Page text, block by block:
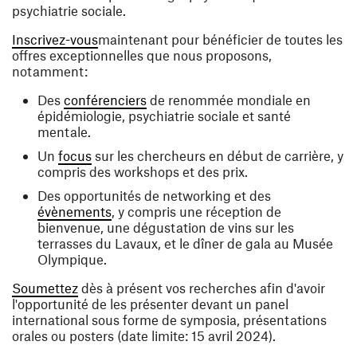
psychiatrie sociale.
Inscrivez-vous(ouvre une nouvelle fenêtre)
maintenant pour bénéficier de toutes les
offres exceptionnelles que nous proposons,
notamment:
Des conférenciers(ouvre une nouvelle fenêtre)
de renommée mondiale en
épidémiologie, psychiatrie sociale et santé
mentale.
Un focus(ouvre une nouvelle fenêtre)
sur les chercheurs en début de carrière, y
compris des workshops et des prix.
Des opportunités de networking et des
évènements(ouvre une nouvelle fenêtre)
, y compris une réception de
bienvenue, une dégustation de vins sur les
terrasses du Lavaux, et le dîner de gala au Musée
Olympique.
Soumettez(ouvre une nouvelle fenêtre)
dès à présent vos recherches afin d'avoir
l'opportunité de les présenter devant un panel
international sous forme de symposia, présentations
orales ou posters (date limite: 15 avril 2024).